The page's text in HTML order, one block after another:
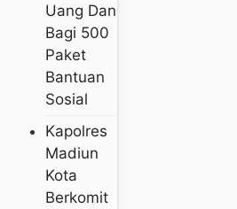
Uang Dan
Bagi 500
Paket
Bantuan
Sosial
Kapolres
Madiun
Kota
Berkomit